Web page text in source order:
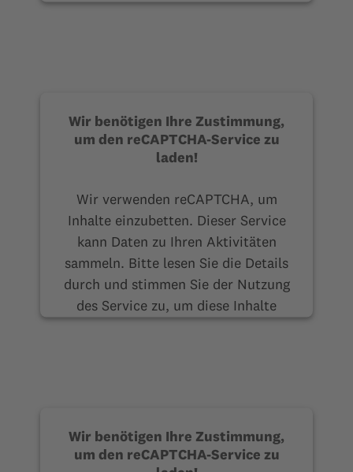
Wir benötigen Ihre Zustimmung,
um den reCAPTCHA-Service zu
laden!
Wir verwenden reCAPTCHA, um
Inhalte einzubetten. Dieser Service
kann Daten zu Ihren Aktivitäten
sammeln. Bitte lesen Sie die Details
durch und stimmen Sie der Nutzung
des Service zu, um diese Inhalte
Wir benötigen Ihre Zustimmung,
um den reCAPTCHA-Service zu